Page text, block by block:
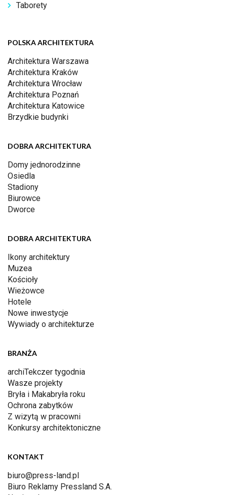
Taborety
POLSKA ARCHITEKTURA
Architektura Warszawa
Architektura Kraków
Architektura Wrocław
Architektura Poznań
Architektura Katowice
Brzydkie budynki
DOBRA ARCHITEKTURA
Domy jednorodzinne
Osiedla
Stadiony
Biurowce
Dworce
DOBRA ARCHITEKTURA
Ikony architektury
Muzea
Kościoły
Wieżowce
Hotele
Nowe inwestycje
Wywiady o architekturze
BRANŻA
archiTekczer tygodnia
Wasze projekty
Bryła i Makabryła roku
Ochrona zabytków
Z wizytą w pracowni
Konkursy architektoniczne
KONTAKT
biuro@press-land.pl
Biuro Reklamy Pressland S.A.